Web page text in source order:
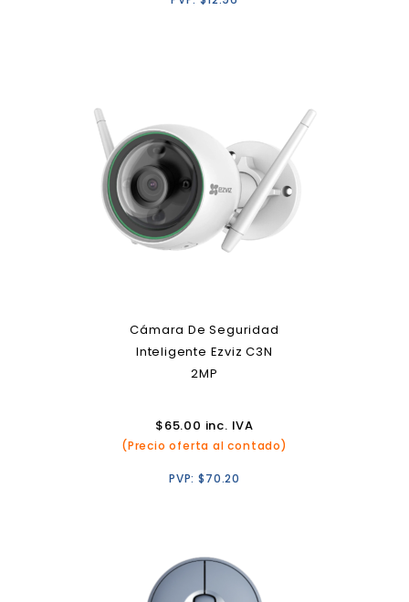
Cámara De Seguridad
Inteligente Ezviz C3N
2MP
$65.00 inc. IVA
(Precio oferta al contado)
PVP:$70.20